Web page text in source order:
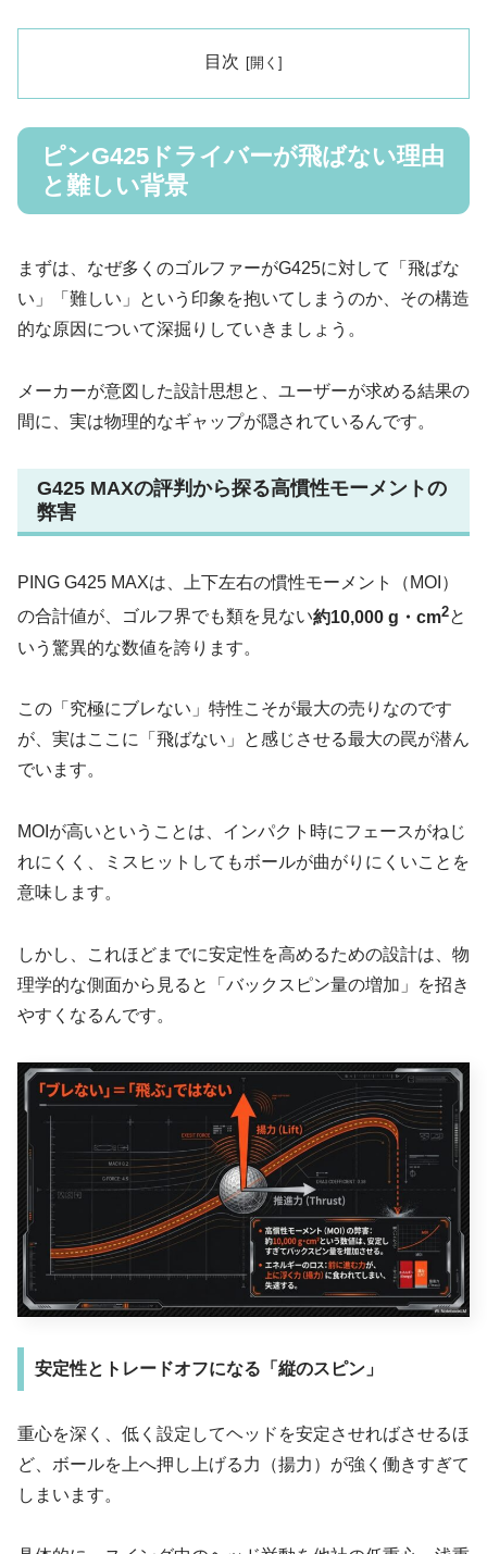
目次
ピンG425ドライバーが飛ばない理由
と難しい背景
まずは、なぜ多くのゴルファーがG425に対して「飛ばな
い」「難しい」という印象を抱いてしまうのか、その構造
的な原因について深掘りしていきましょう。
メーカーが意図した設計思想と、ユーザーが求める結果の
間に、実は物理的なギャップが隠されているんです。
G425 MAXの評判から探る高慣性モーメントの
弊害
PING G425 MAXは、上下左右の慣性モーメント（MOI）
の合計値が、ゴルフ界でも類を見ない約10,000 g・cm2と
いう驚異的な数値を誇ります。
この「究極にブレない」特性こそが最大の売りなのです
が、実はここに「飛ばない」と感じさせる最大の罠が潜ん
でいます。
MOIが高いということは、インパクト時にフェースがねじ
れにくく、ミスヒットしてもボールが曲がりにくいことを
意味します。
しかし、これほどまでに安定性を高めるための設計は、物
理学的な側面から見ると
「バックスピン量の増加」
を招き
やすくなるんです。
安定性とトレードオフになる「縦のスピン」
重心を深く、低く設定してヘッドを安定させればさせるほ
ど、ボールを上へ押し上げる力（揚力）が強く働きすぎて
しまいます。